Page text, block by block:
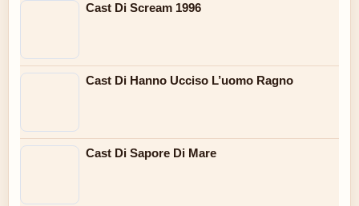
Cast Di Scream 1996
Cast Di Hanno Ucciso L’uomo Ragno
Cast Di Sapore Di Mare